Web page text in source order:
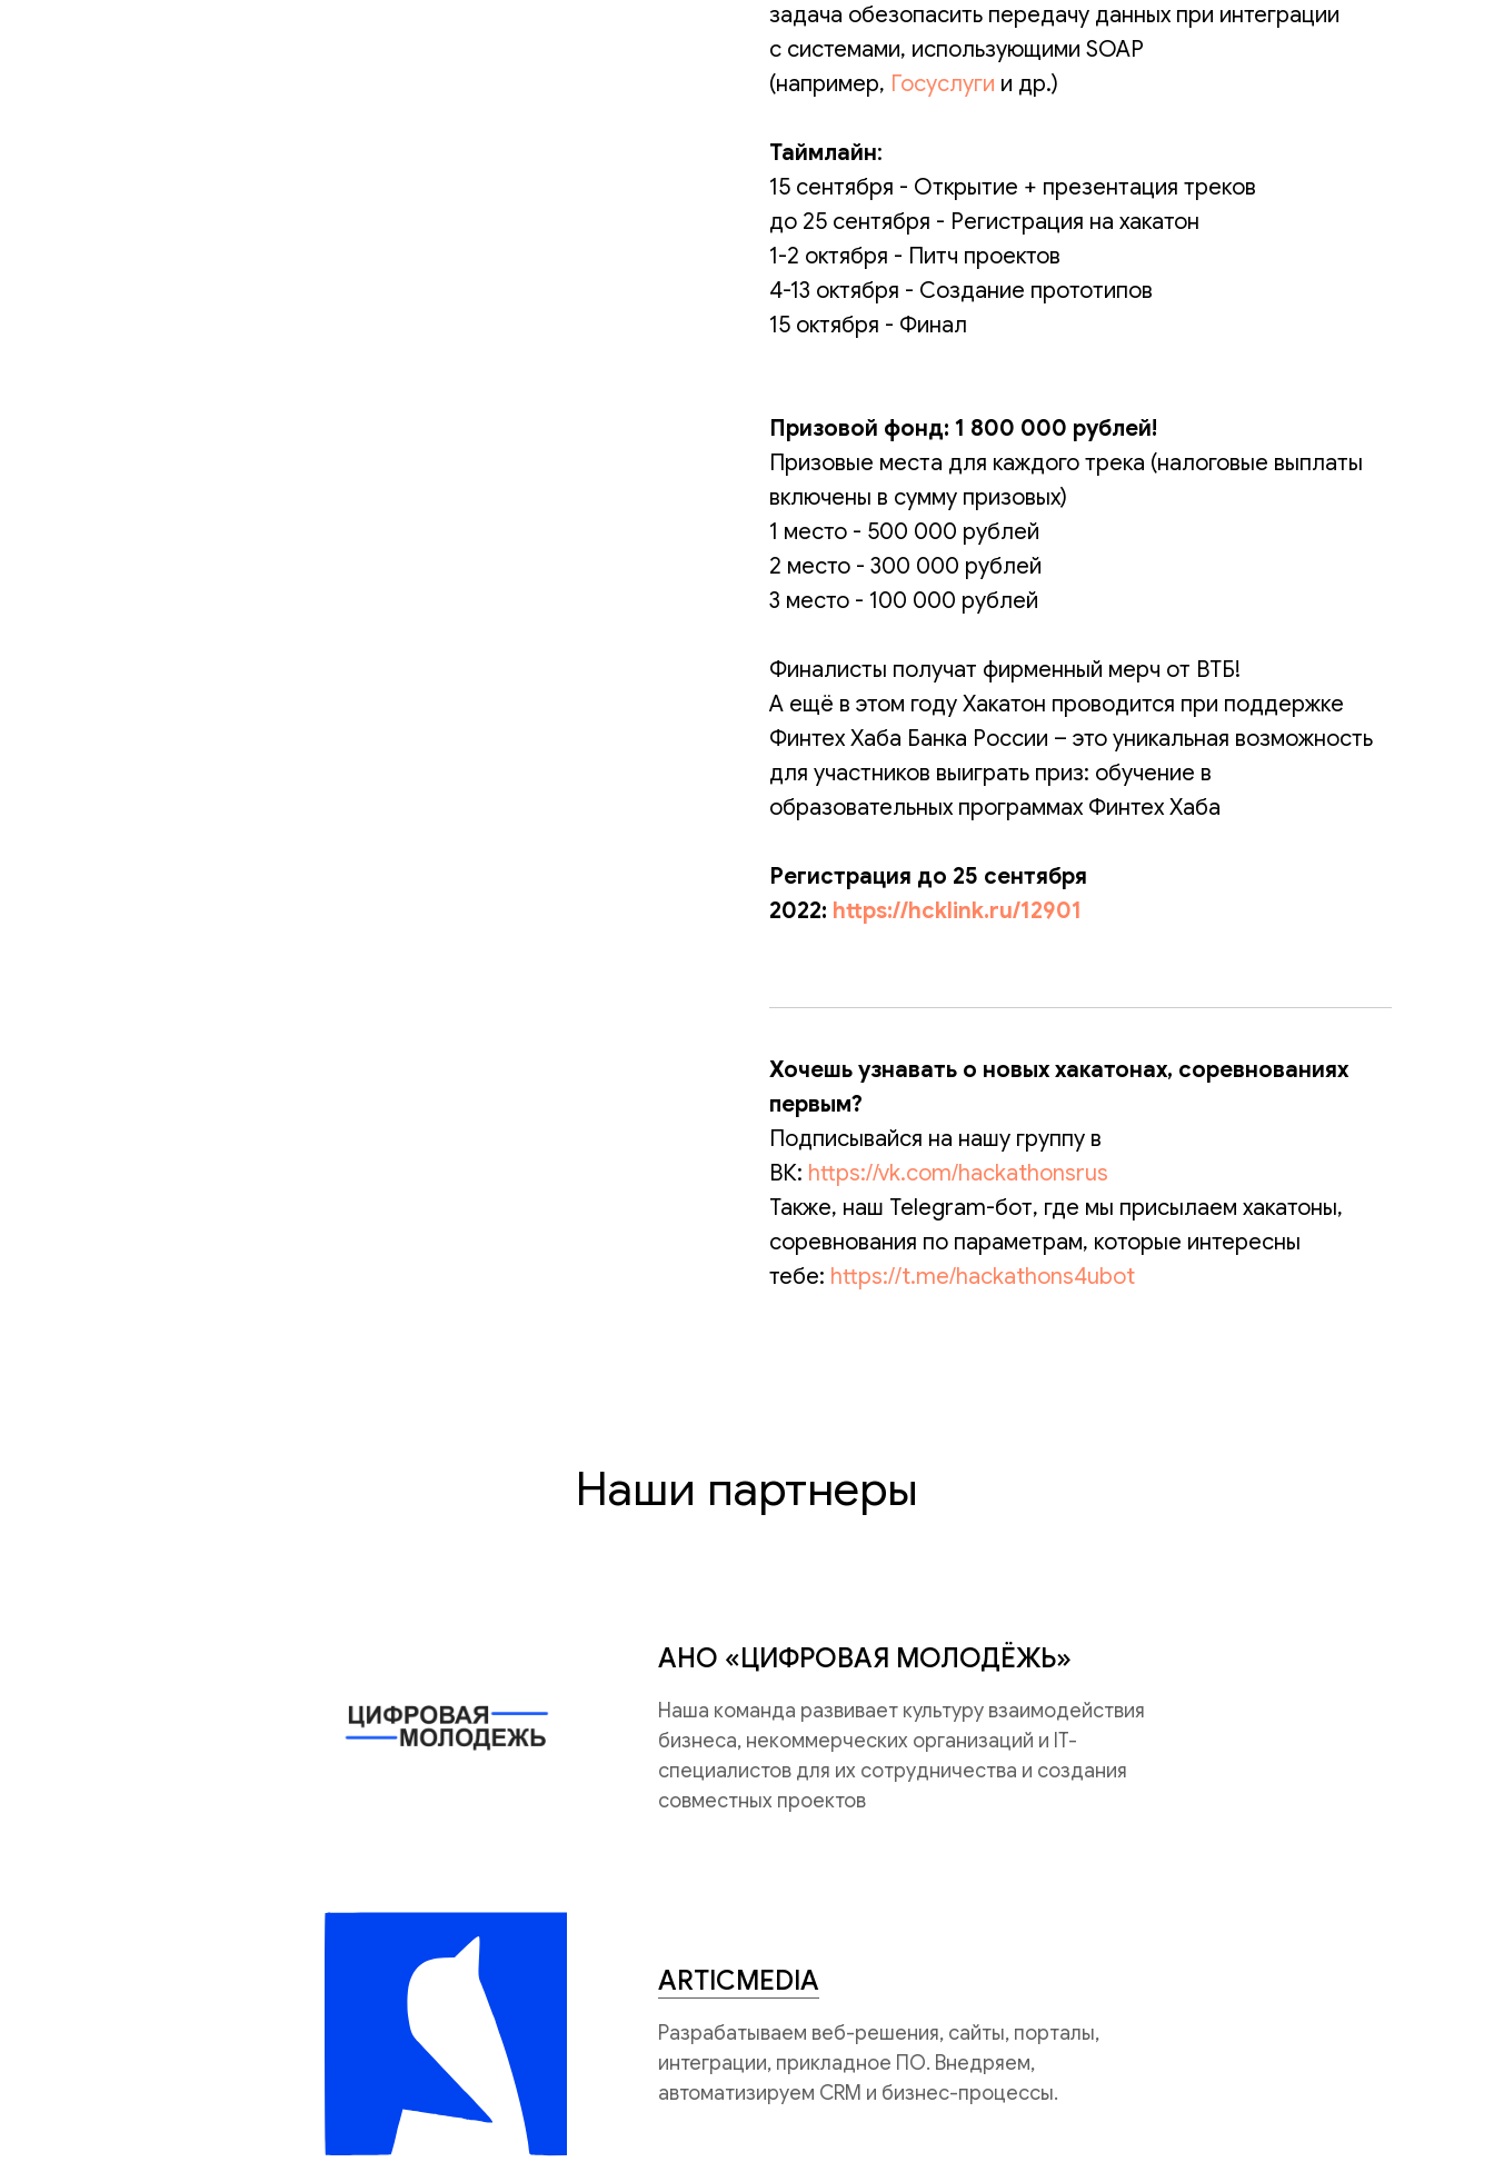
задача обезопасить передачу данных при интеграции
с системами, использующими SOAP
(например, Госуслуги и др.)
Таймлайн:
15 сентября - Открытие + презентация треков
до 25 сентября - Регистрация на хакатон
1-2 октября - Питч проектов
4-13 октября - Создание прототипов
15 октября - Финал
Призовой фонд: 1 800 000 рублей!
Призовые места для каждого трека (налоговые выплаты
включены в сумму призовых)
1 место - 500 000 рублей
2 место - 300 000 рублей
3 место - 100 000 рублей
Финалисты получат фирменный мерч от ВТБ!
А ещё в этом году Хакатон проводится при поддержке
Финтех Хаба Банка России – это уникальная возможность
для участников выиграть приз: обучение в
образовательных программах Финтех Хаба
Регистрация до 25 сентября
2022: https://hcklink.ru/12901
Хочешь узнавать о новых хакатонах, соревнованиях
первым?
Подписывайся на нашу группу в
ВК: https://vk.com/hackathonsrus
Также, наш Telegram-бот, где мы присылаем хакатоны,
соревнования по параметрам, которые интересны
тебе: https://t.me/hackathons4ubot
Наши партнеры
АНО «ЦИФРОВАЯ МОЛОДЁЖЬ»
Наша команда развивает культуру взаимодействия
бизнеса, некоммерческих организаций и IT-
специалистов для их сотрудничества и создания
совместных проектов
ARTICMEDIA
Разрабатываем веб-решения, сайты, порталы,
интеграции, прикладное ПО. Внедряем,
автоматизируем CRM и бизнес-процессы.